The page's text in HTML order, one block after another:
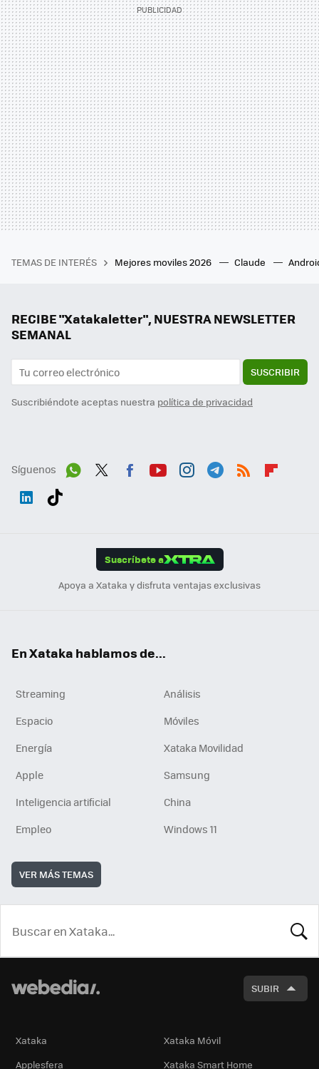
TEMAS DE INTERÉS Mejores moviles 2026 Claude
RECIBE "Xatakaletter", NUESTRA NEWSLETTER
SEMANAL
SUSCRIBIR
Suscribiéndote aceptas nuestra política de privacidad
Síguenos
Suscríbete a
Apoya a Xataka y disfruta ventajas exclusivas
En Xataka hablamos de...
Streaming
Análisis
Espacio
Móviles
Energía
Xataka Movilidad
Apple
Samsung
Inteligencia artificial
China
Empleo
Windows 11
VER MÁS TEMAS
SUBIR
Xataka
Xataka Móvil
Applesfera
Xataka Smart Home